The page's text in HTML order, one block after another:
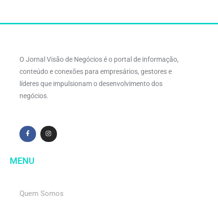
O Jornal Visão de Negócios é o portal de informação,
conteúdo e conexões para empresários, gestores e
líderes que impulsionam o desenvolvimento dos
negócios.
MENU
Quem Somos